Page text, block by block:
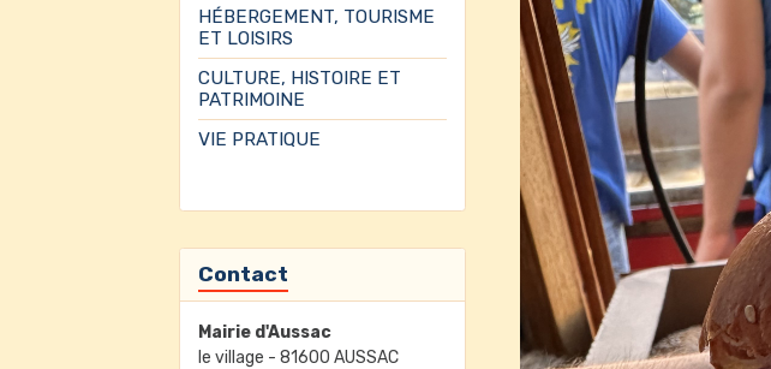
HÉBERGEMENT, TOURISME
ET LOISIRS
CULTURE, HISTOIRE ET
PATRIMOINE
VIE PRATIQUE
Contact
Mairie d'Aussac
le village - 81600 AUSSAC